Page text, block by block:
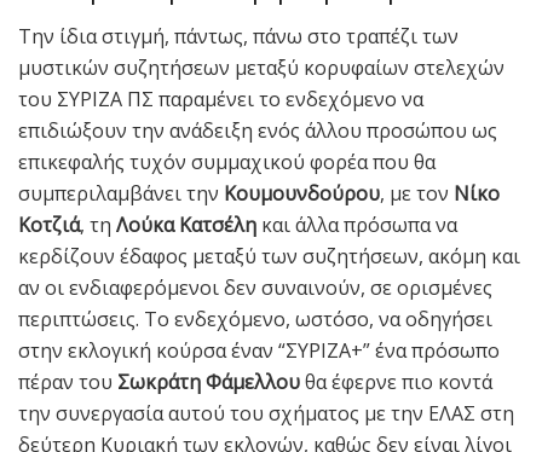
Την ίδια στιγμή, πάντως, πάνω στο τραπέζι των
μυστικών συζητήσεων μεταξύ κορυφαίων στελεχών
του ΣΥΡΙΖΑ ΠΣ παραμένει το ενδεχόμενο να
επιδιώξουν την ανάδειξη ενός άλλου προσώπου ως
επικεφαλής τυχόν συμμαχικού φορέα που θα
συμπεριλαμβάνει την Κουμουνδούρου, με τον Νίκο
Κοτζιά, τη Λούκα Κατσέλη και άλλα πρόσωπα να
κερδίζουν έδαφος μεταξύ των συζητήσεων, ακόμη και
αν οι ενδιαφερόμενοι δεν συναινούν, σε ορισμένες
περιπτώσεις. Το ενδεχόμενο, ωστόσο, να οδηγήσει
στην εκλογική κούρσα έναν “ΣΥΡΙΖΑ+” ένα πρόσωπο
πέραν του Σωκράτη Φάμελλουθα έφερνε πιο κοντά
την συνεργασία αυτού του σχήματος με την ΕΛΑΣ στη
δεύτερη Κυριακή των εκλογών, καθώς δεν είναι λίγοι